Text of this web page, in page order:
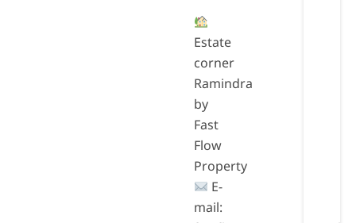
Estate
corner
Ramindra
by
Fast
Flow
Property
E-
mail: